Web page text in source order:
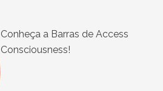
Conheça a Barras de Access
Consciousness!